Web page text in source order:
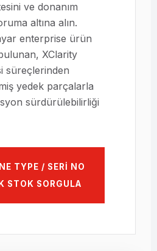
ve donanım
altına alın.
enterprise ürün
XClarity
süreçlerinden
yedek parçalarla
sürdürülebilirliği
TYPE / SERİ NO
STOK SORGULA